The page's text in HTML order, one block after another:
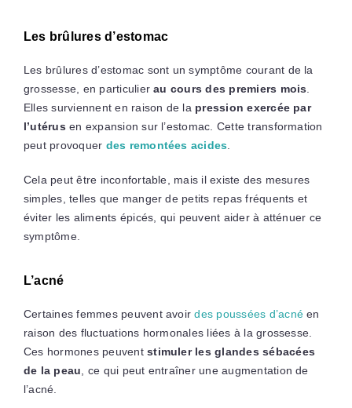
Les brûlures d’estomac
Les brûlures d’estomac sont un symptôme courant de la
grossesse, en particulierau cours des premiers mois
Elles surviennent en raison de la pression exercée par
l’utérus en expansion sur l’estomac. Cette transformation
peut provoquer des remontées acides
Cela peut être inconfortable, mais il existe des mesures
simples, telles que manger de petits repas fréquents et
éviter les aliments épicés, qui peuvent aider à atténuer ce
symptôme.
L’acné
Certaines femmes peuvent avoirdes poussées d’acné en
raison des fluctuations hormonales liées à la grossesse.
Ces hormones peuventstimuler les glandes sébacées
de la peau , ce qui peut entraîner une augmentation de
l’acné.